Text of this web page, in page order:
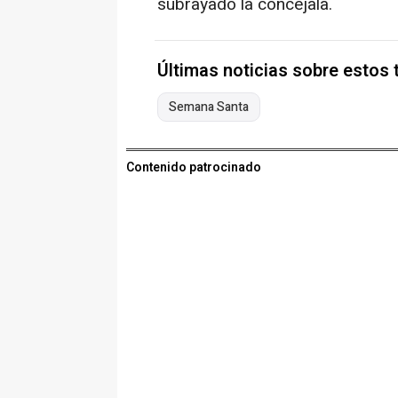
Últimas noticias sobre estos
Semana Santa
Contenido patrocinado